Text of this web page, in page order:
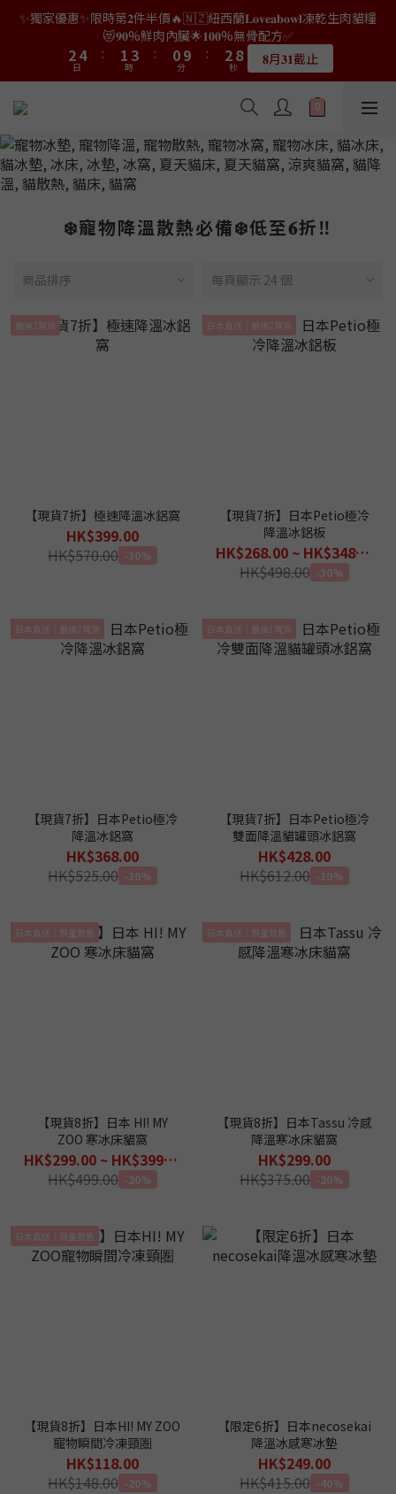
👑店長生日限量喵喵劵🎂買滿$𝟑𝟔𝟖即減$𝟐𝟖🥳結帳時輸入優惠碼
【𝐇𝐀𝐏𝐏𝐘𝐁𝐈𝐑𝐓𝐇𝐃𝐀𝐘】即可！部分產品不適用
4
2
1
6
4
日
3
2
1
0
5
4
3
時
2
1
0 9
8
4
3
0
分
4
3
2
1
9
8
7
6
5
4
2
1
秒 限量20個
3
2
1
0
1
0
02
0
1
0
7
6
5
0
05
4
3
0
✨獨家優惠✨限時第𝟐件半價🔥🇳🇿紐西蘭𝐋𝐨𝐯𝐞𝐚𝐛𝐨𝐰𝐥凍乾生肉貓糧
😻𝟗𝟎%鮮肉內臟🌟𝟏𝟎𝟎%無骨配方✅
4
2
1
6
4
3
日
:
3
2
1
0
5
4
3
2
時
:
2
1
09
8
4
3
0
分
:
4
3
2
1
9
8
7
6
4
2
1
秒 𝟖月𝟑𝟏截止
👑店長生日限量喵喵劵🎂買滿$𝟑𝟔𝟖即減$𝟐𝟖🥳結帳時輸入優惠碼
【𝐇𝐀𝐏𝐏𝐘𝐁𝐈𝐑𝐓𝐇𝐃𝐀𝐘】即可！部分產品不適用
8
6
5
1
0
8
7
4
3
2
1
0
日
7
6
5
4
1
0
9
8
7
6
3
2
1
0
時
6
5
4
3
09
8
7
5
4
分
8
7
6
5
2
1
0
9
8
7
6
5
2
0
秒 限量20個
❄️寵物降溫散熱必備❄️低至𝟔折‼️
商品排序 每頁顯示 24 個
最後2現貨
【現貨7折】極速降溫冰鋁窩
HK$399.00
HK$570.00 -30%
日本直送｜最後2現貨
【現貨7折】日本Petio極冷
降溫冰鋁板
HK$268.00 ~ HK$348.00
HK$498.00 -30%
日本直送｜最後2現貨
【現貨7折】日本Petio極冷
降溫冰鋁窩
HK$368.00
HK$525.00 -30%
日本直送｜最後1現貨
【現貨7折】日本Petio極冷
雙面降溫貓罐頭冰鋁窩
HK$428.00
HK$612.00 -30%
日本直送｜限量發售
【現貨8折】日本 HI! MY
ZOO 寒冰床貓窩
HK$299.00 ~ HK$399.00
HK$499.00 -20%
日本直送｜限量發售
【現貨8折】日本Tassu 冷感
降溫寒冰床貓窩
HK$299.00
HK$375.00 -20%
日本直送｜限量發售
【現貨8折】日本HI! MY ZOO
寵物瞬間冷凍頸圏
HK$118.00
HK$148.00 -20%
【限定6折】日本necosekai
降溫冰感寒冰墊
HK$249.00
HK$415.00 -40%